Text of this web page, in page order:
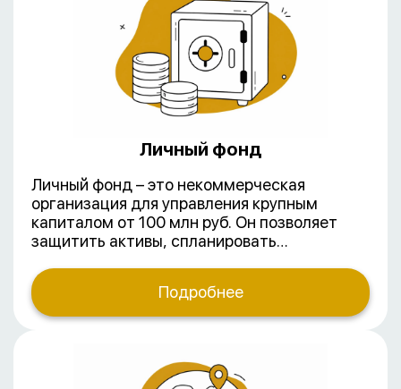
общества. Некоммерческие –
благотворительные фонды, ассоциации и с
недавнего времени личные фонды.
Личный фонд
Личный фонд – это некоммерческая
организация для управления крупным
капиталом от 100 млн руб. Он позволяет
защитить активы, спланировать
Создание и управление личными фондами –
процессы, требующие глубокого понимания
гражданского и налогового
международного права (если
Подробнее